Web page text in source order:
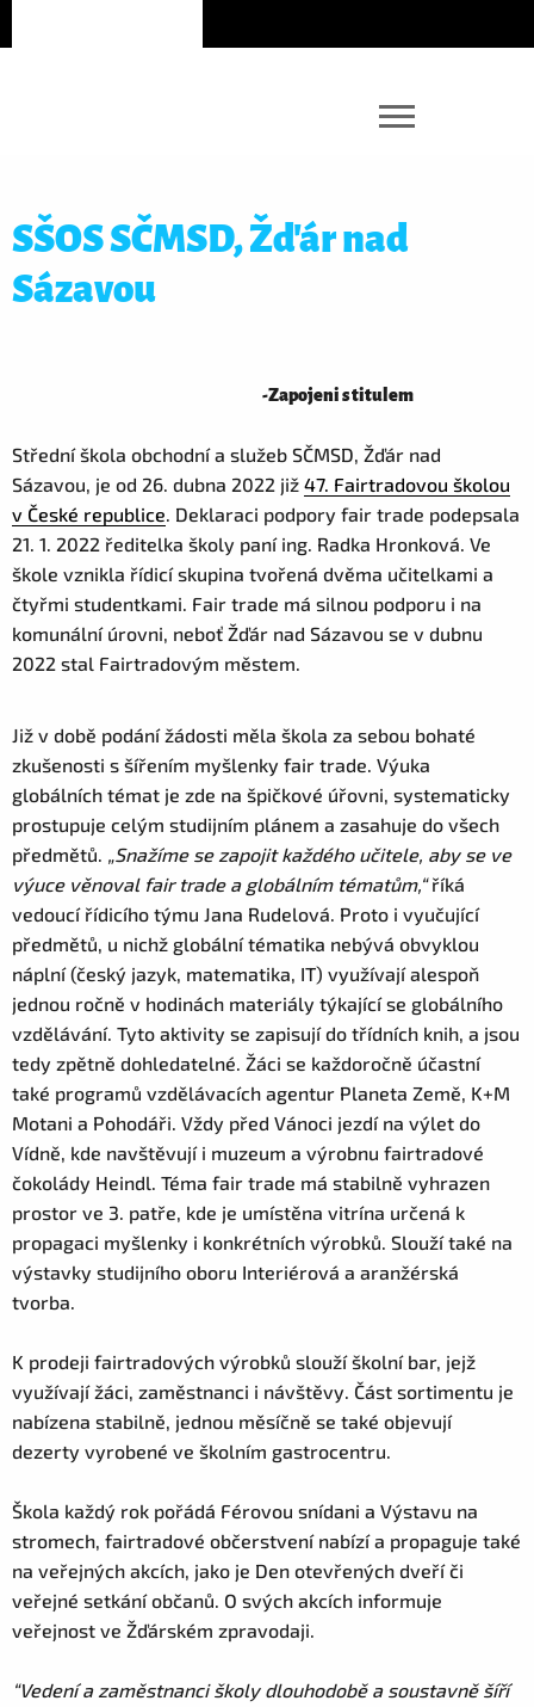
SŠOS SČMSD, Žďár nad
Sázavou
-Zapojeni s titulem
Střední škola obchodní a služeb SČMSD, Žďár nad
Sázavou, je od 26. dubna 2022 již 47. Fairtradovou školou
v České republice. Deklaraci podpory fair trade podepsala
21. 1. 2022 ředitelka školy paní ing. Radka Hronková. Ve
škole vznikla řídicí skupina tvořená dvěma učitelkami a
čtyřmi studentkami. Fair trade má silnou podporu i na
komunální úrovni, neboť Žďár nad Sázavou se v dubnu
2022 stal Fairtradovým městem.
Již v době podání žádosti měla škola za sebou bohaté
zkušenosti s šířením myšlenky fair trade. Výuka
globálních témat je zde na špičkové úřovni, systematicky
prostupuje celým studijním plánem a zasahuje do všech
předmětů. „Snažíme se zapojit každého učitele, aby se ve
výuce věnoval fair trade a globálním tématům,“říká
vedoucí řídicího týmu Jana Rudelová. Proto i vyučující
předmětů, u nichž globální tématika nebývá obvyklou
náplní (český jazyk, matematika, IT) využívají alespoň
jednou ročně v hodinách materiály týkající se globálního
vzdělávání. Tyto aktivity se zapisují do třídních knih, a jsou
tedy zpětně dohledatelné. Žáci se každoročně účastní
také programů vzdělávacích agentur Planeta Země, K+M
Motani a Pohodáři. Vždy před Vánoci jezdí na výlet do
Vídně, kde navštěvují i muzeum a výrobnu fairtradové
čokolády Heindl. Téma fair trade má stabilně vyhrazen
prostor ve 3. patře, kde je umístěna vitrína určená k
propagaci myšlenky i konkrétních výrobků. Slouží také na
výstavky studijního oboru Interiérová a aranžérská
tvorba.
K prodeji fairtradových výrobků slouží školní bar, jejž
využívají žáci, zaměstnanci i návštěvy. Část sortimentu je
nabízena stabilně, jednou měsíčně se také objevují
dezerty vyrobené ve školním gastrocentru.
Škola každý rok pořádá Férovou snídani a Výstavu na
stromech, fairtradové občerstvení nabízí a propaguje také
na veřejných akcích, jako je Den otevřených dveří či
veřejné setkání občanů. O svých akcích informuje
veřejnost ve Žďárském zpravodaji.
“Vedení a zaměstnanci školy dlouhodobě a soustavně šíří